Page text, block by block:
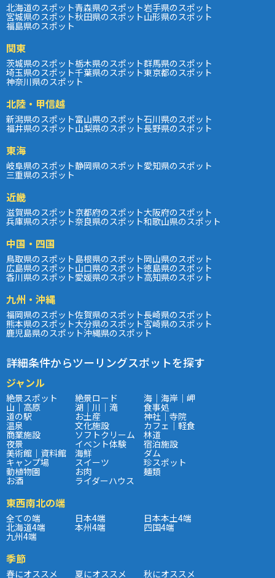
北海道のスポット青森県のスポット岩手県のスポット
宮城県のスポット秋田県のスポット山形県のスポット
福島県のスポット
関東
茨城県のスポット栃木県のスポット群馬県のスポット
埼玉県のスポット千葉県のスポット東京都のスポット
神奈川県のスポット
北陸・甲信越
新潟県のスポット富山県のスポット石川県のスポット
福井県のスポット山梨県のスポット長野県のスポット
東海
岐阜県のスポット静岡県のスポット愛知県のスポット
三重県のスポット
近畿
滋賀県のスポット京都府のスポット大阪府のスポット
兵庫県のスポット奈良県のスポット和歌山県のスポット
中国・四国
鳥取県のスポット島根県のスポット岡山県のスポット
広島県のスポット山口県のスポット徳島県のスポット
香川県のスポット愛媛県のスポット高知県のスポット
九州・沖縄
福岡県のスポット佐賀県のスポット長崎県のスポット
熊本県のスポット大分県のスポット宮崎県のスポット
鹿児島県のスポット沖縄県のスポット
詳細条件からツーリングスポットを探す
ジャンル
絶景スポット 絶景ロード 海｜海岸｜岬
山｜高原 湖｜川｜滝 食事処
道の駅 お土産 神社｜寺院
温泉 文化施設 カフェ｜軽食
商業施設 ソフトクリーム 林道
夜景 イベント体験 宿泊施設
美術館｜資料館 海鮮 ダム
キャンプ場 スイーツ 珍スポット
動植物園 お肉 麺類
お酒 ライダーハウス
東西南北の端
全ての端 日本4端 日本本土4端
北海道4端 本州4端 四国4端
九州4端
季節
春にオススメ 夏にオススメ 秋にオススメ